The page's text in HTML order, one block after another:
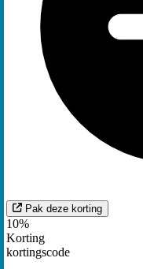
Pak deze korting
10%
Korting
kortingscode